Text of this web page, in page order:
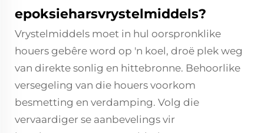
epoksieharsvrystelmiddels?
Vrystelmiddels moet in hul oorspronklike
houers gebêre word op 'n koel, droë plek weg
van direkte sonlig en hittebronne. Behoorlike
versegeling van die houers voorkom
besmetting en verdamping. Volg die
vervaardiger se aanbevelings vir